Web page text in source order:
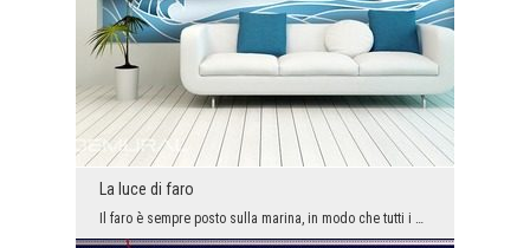
La luce di faro